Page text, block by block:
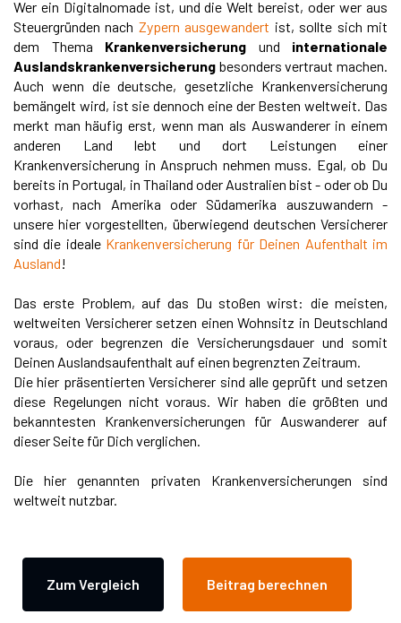
Wer ein Digitalnomade ist, und die Welt bereist, oder wer aus
Steuergründen nach Zypern ausgewandert ist, sollte sich mit
dem Thema Krankenversicherung und internationale
Auslandskrankenversicherung besonders vertraut machen.
Auch wenn die deutsche, gesetzliche Krankenversicherung
bemängelt wird, ist sie dennoch eine der Besten weltweit. Das
merkt man häufig erst, wenn man als Auswanderer in einem
anderen Land lebt und dort Leistungen einer
Krankenversicherung in Anspruch nehmen muss. Egal, ob Du
bereits in Portugal, in Thailand oder Australien bist - oder ob Du
vorhast, nach Amerika oder Südamerika auszuwandern -
unsere hier vorgestellten, überwiegend deutschen Versicherer
sind die ideale Krankenversicherung für Deinen Aufenthalt im
Ausland!
Das erste Problem, auf das Du stoßen wirst: die meisten,
weltweiten Versicherer setzen einen Wohnsitz in Deutschland
voraus, oder begrenzen die Versicherungsdauer und somit
Deinen Auslandsaufenthalt auf einen begrenzten Zeitraum.
Die hier präsentierten Versicherer sind alle geprüft und setzen
diese Regelungen nicht voraus. Wir haben die größten und
bekanntesten Krankenversicherungen für Auswanderer auf
dieser Seite für Dich verglichen.
Die hier genannten privaten Krankenversicherungen sind
weltweit nutzbar.
Zum Vergleich Beitrag berechnen